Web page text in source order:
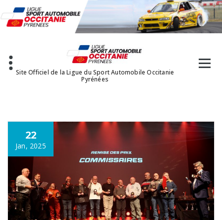
au
contenu
Site Officiel de la Ligue du Sport Automobile Occitanie
Pyrénées
22
Jan, 2025